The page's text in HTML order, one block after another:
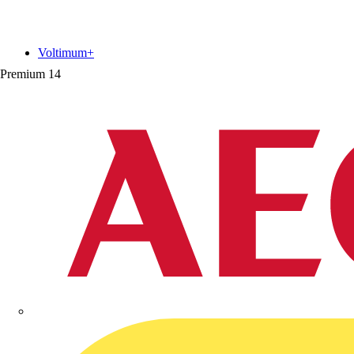
Premium 14
Voltimum+